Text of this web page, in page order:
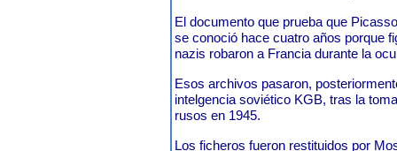
El documento que prueba que
se conoció hace cuatro años porque
nazis robaron a Francia durante la
Esos archivos pasaron,
intelgencia soviético KGB, tras la
rusos en 1945.
Los ficheros fueron restituidos por